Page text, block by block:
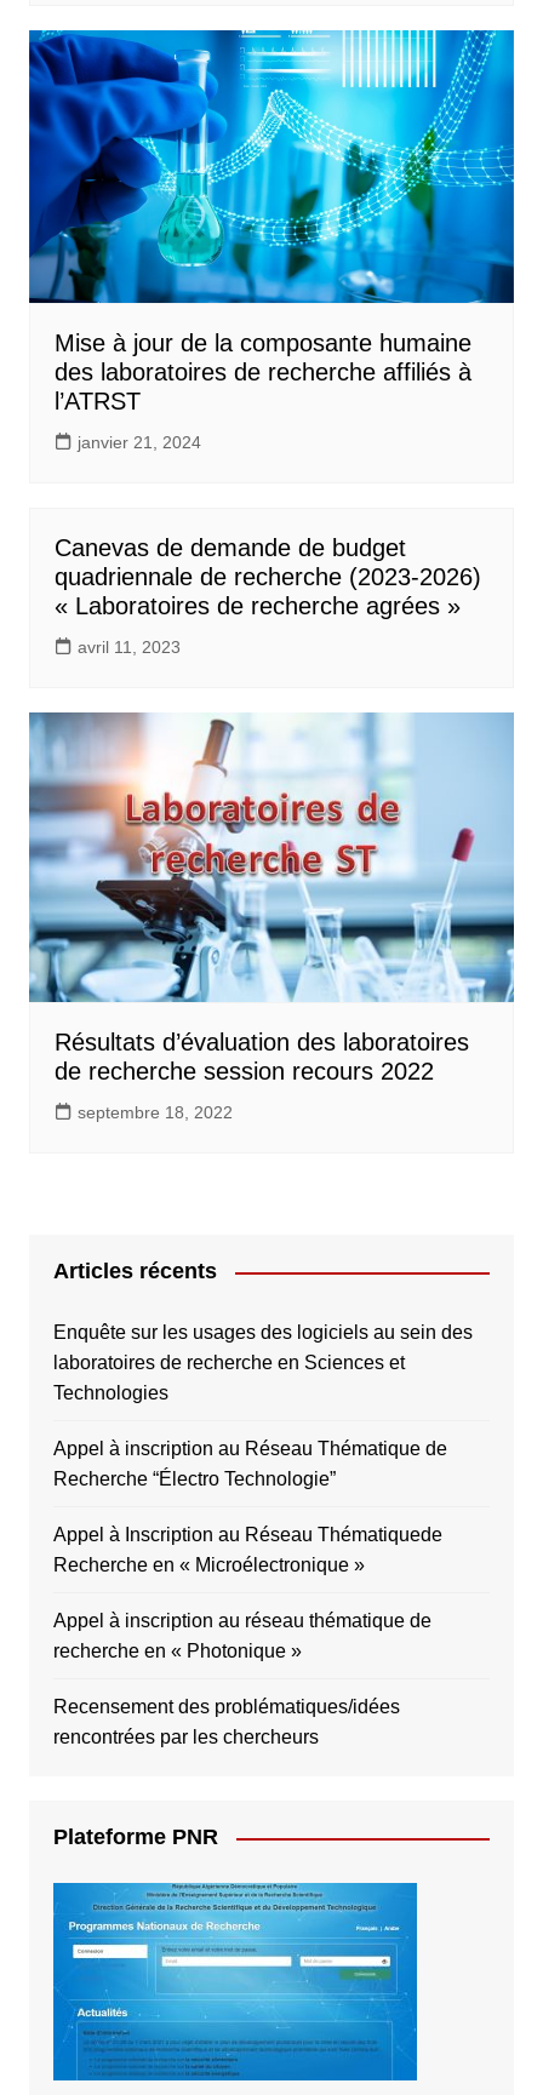
Mise à jour de la composante humaine
des laboratoires de recherche affiliés à
l’ATRST
janvier 21, 2024
Canevas de demande de budget
quadriennale de recherche (2023-2026)
« Laboratoires de recherche agrées »
avril 11, 2023
Résultats d’évaluation des laboratoires
de recherche session recours 2022
septembre 18, 2022
Articles récents
Enquête sur les usages des logiciels au sein des
laboratoires de recherche en Sciences et
Technologies
Appel à inscription au Réseau Thématique de
Recherche “Électro Technologie”
Appel à Inscription au Réseau Thématiquede
Recherche en « Microélectronique »
Appel à inscription au réseau thématique de
recherche en « Photonique »
Recensement des problématiques/idées
rencontrées par les chercheurs
Plateforme PNR